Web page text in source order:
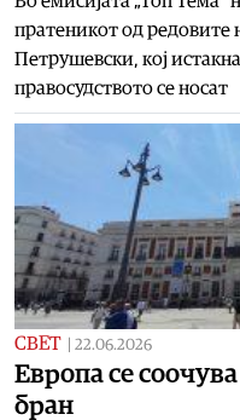
пратеникот од
Петрушевски, кој
правосудството се носат
СВЕТ 22.06.2026
Европа се
бран